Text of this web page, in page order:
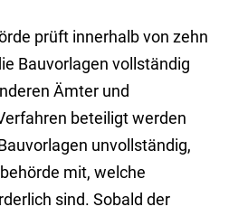
prüft innerhalb von zehn
Bauvorlagen vollständig
Ämter und
beteiligt werden
unvollständig,
mit, welche
sind. Sobald der